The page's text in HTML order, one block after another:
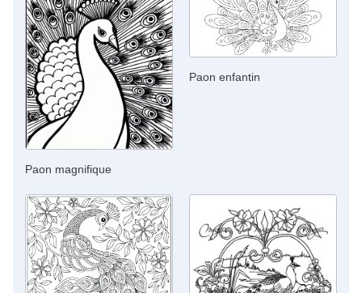
Paon magnifique
Paon enfantin